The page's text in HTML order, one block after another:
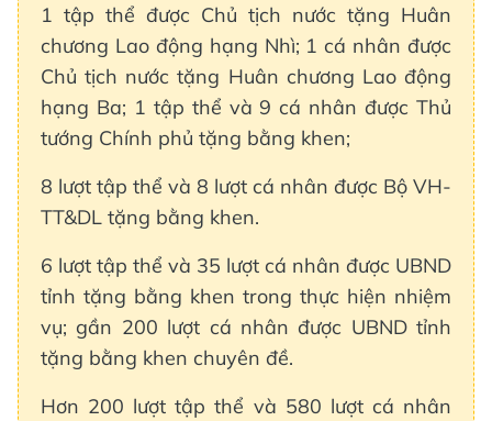
1 tập thể được Chủ tịch nước tặng Huân
chương Lao động hạng Nhì; 1 cá nhân được
Chủ tịch nước tặng Huân chương Lao động
hạng Ba; 1 tập thể và 9 cá nhân được Thủ
tướng Chính phủ tặng bằng khen;
8 lượt tập thể và 8 lượt cá nhân được Bộ VH-
TT&DL tặng bằng khen.
6 lượt tập thể và 35 lượt cá nhân được UBND
tỉnh tặng bằng khen trong thực hiện nhiệm
vụ; gần 200 lượt cá nhân được UBND tỉnh
tặng bằng khen chuyên đề.
Hơn 200 lượt tập thể và 580 lượt cá nhân